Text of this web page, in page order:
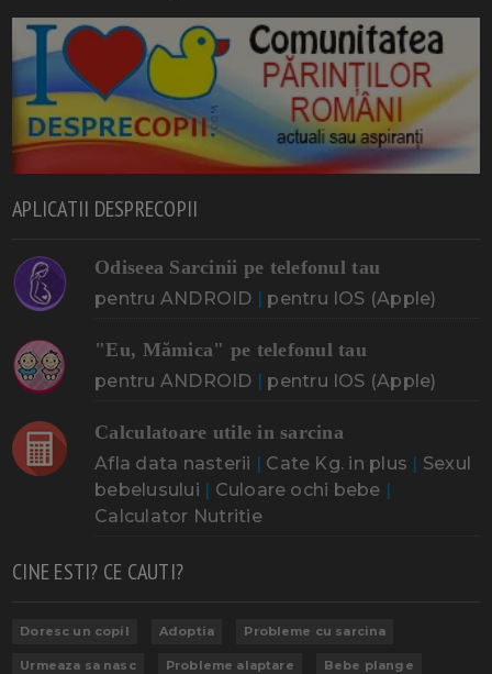
APLICATII DESPRECOPII
Odiseea Sarcinii pe telefonul tau
pentru ANDROID | pentru IOS (Apple)
"Eu, Mămica" pe telefonul tau
pentru ANDROID | pentru IOS (Apple)
Calculatoare utile in sarcina
Afla data nasterii | Cate Kg. in plus | Sexul
bebelusului | Culoare ochi bebe |
Calculator Nutritie
CINE ESTI? CE CAUTI?
Doresc un copil Adoptia Probleme cu sarcina
Urmeaza sa nasc Probleme alaptare Bebe plange